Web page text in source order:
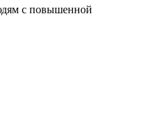
с повышенной